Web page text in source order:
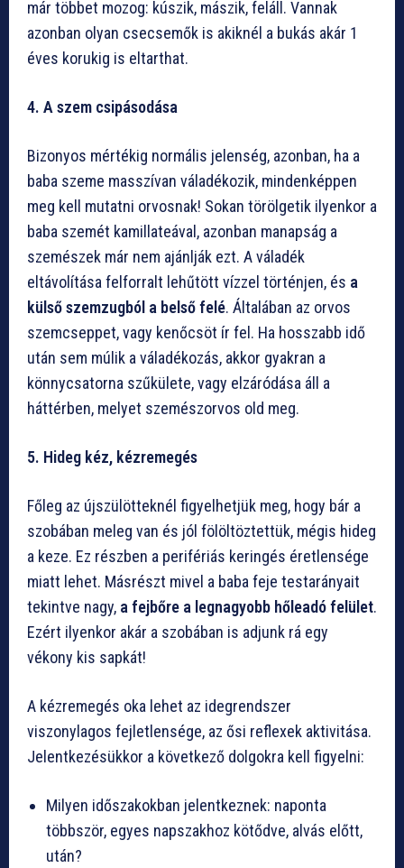
már többet mozog: kúszik, mászik, feláll. Vannak
azonban olyan csecsemők is akiknél a bukás akár 1
éves korukig is eltarthat.
4. A szem csipásodása
Bizonyos mértékig normális jelenség, azonban, ha a
baba szeme masszívan váladékozik, mindenképpen
meg kell mutatni orvosnak! Sokan törölgetik ilyenkor a
baba szemét kamillateával, azonban manapság a
szemészek már nem ajánlják ezt. A váladék
eltávolítása felforralt lehűtött vízzel történjen, és a
külső szemzugból a belső felé. Általában az orvos
szemcseppet, vagy kenőcsöt ír fel. Ha hosszabb idő
után sem múlik a váladékozás, akkor gyakran a
könnycsatorna szűkülete, vagy elzáródása áll a
háttérben, melyet szemészorvos old meg.
5. Hideg kéz, kézremegés
Főleg az újszülötteknél figyelhetjük meg, hogy bár a
szobában meleg van és jól fölöltöztettük, mégis hideg
a keze. Ez részben a perifériás keringés éretlensége
miatt lehet. Másrészt mivel a baba feje testarányait
tekintve nagy, a fejbőre a legnagyobb hőleadó felület.
Ezért ilyenkor akár a szobában is adjunk rá egy
vékony kis sapkát!
A kézremegés oka lehet az idegrendszer
viszonylagos fejletlensége, az ősi reflexek aktivitása.
Jelentkezésükkor a következő dolgokra kell figyelni:
Milyen időszakokban jelentkeznek: naponta
többször, egyes napszakhoz kötődve, alvás előtt,
után?